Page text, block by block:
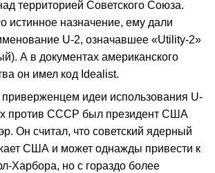
территорией Советского Союза.
истинное назначение, ему дали
U-2, означавшее «Utility-2»
А в документах американского
он имел код Idealist.
идеи использования U-
против СССР был президент США
Он считал, что советский ядерный
США и может однажды привести к
Харбора, но с гораздо более